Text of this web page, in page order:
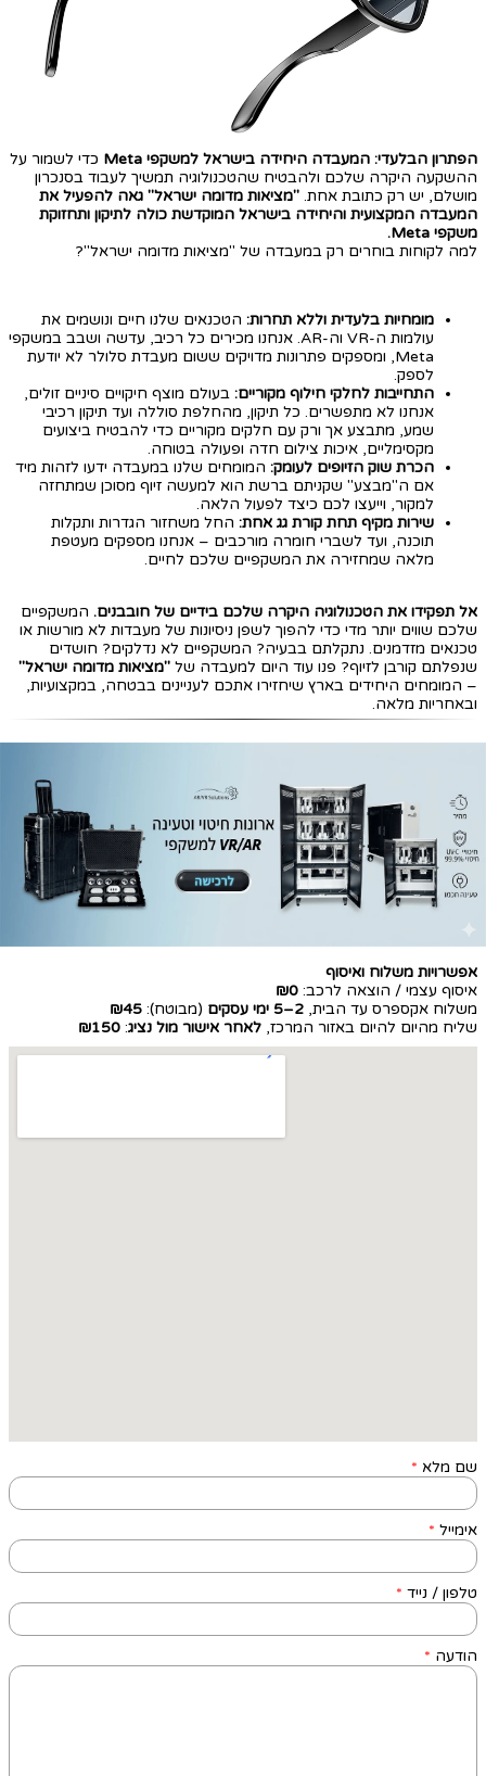
הפתרון הבלעדי: המעבדה היחידה בישראל למשקפי Meta
כדי לשמור על
ההשקעה היקרה שלכם ולהבטיח שהטכנולוגיה תמשיך לעבוד בסנכרון
מושלם, יש רק כתובת אחת. "מציאות מדומה ישראל" גאה להפעיל את
המעבדה המקצועית והיחידה בישראל המוקדשת כולה לתיקון ותחזוקת
משקפי Meta.
למה לקוחות בוחרים רק במעבדה של "מציאות מדומה ישראל"?
מומחיות בלעדית וללא תחרות: הטכנאים שלנו חיים ונושמים את
עולמות ה-VR וה-AR. אנחנו מכירים כל רכיב, עדשה ושבב במשקפי
Meta, ומספקים פתרונות מדויקים ששום מעבדת סלולר לא יודעת
לספק.
התחייבות לחלקי חילוף מקוריים: בעולם מוצף חיקויים סיניים זולים,
אנחנו לא מתפשרים. כל תיקון, מהחלפת סוללה ועד תיקון רכיבי
שמע, מתבצע אך ורק עם חלקים מקוריים כדי להבטיח ביצועים
מקסימליים, איכות צילום חדה ופעולה בטוחה.
הכרת שוק הזיופים לעומק: המומחים שלנו במעבדה ידעו לזהות מיד
אם ה"מבצע" שקניתם ברשת הוא למעשה זיוף מסוכן שמתחזה
למקור, וייעצו לכם כיצד לפעול הלאה.
שירות מקיף תחת קורת גג אחת: החל משחזור הגדרות ותקלות
תוכנה, ועד לשברי חומרה מורכבים – אנחנו מספקים מעטפת
מלאה שמחזירה את המשקפיים שלכם לחיים.
אל תפקידו את הטכנולוגיה היקרה שלכם בידיים של חובבנים. המשקפיים
שלכם שווים יותר מדי כדי להפוך לשפן ניסיונות של מעבדות לא מורשות או
טכנאים מזדמנים. נתקלתם בבעיה? המשקפיים לא נדלקים? חושדים
שנפלתם קורבן לזיוף? פנו עוד היום למעבדה של "מציאות מדומה ישראל"
– המומחים היחידים בארץ שיחזירו אתכם לעניינים בבטחה, במקצועיות,
ובאחריות מלאה.
אפשרויות משלוח ואיסוף
איסוף עצמי / הוצאה לרכב: ₪0
משלוח אקספרס עד הבית, 2–5 ימי עסקים (מבוטח): ₪45
שליח מהיום להיום באזור המרכז, לאחר אישור מול נציג:
₪150
שם מלא *
אימייל *
טלפון / נייד *
הודעה *